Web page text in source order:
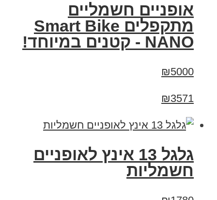
אופניים חשמליים
מתקפלים Smart Bike
NANO - קטנים במיוחד!
₪5000
₪3571
גלגל 13 אינץ לאופניים
חשמליות